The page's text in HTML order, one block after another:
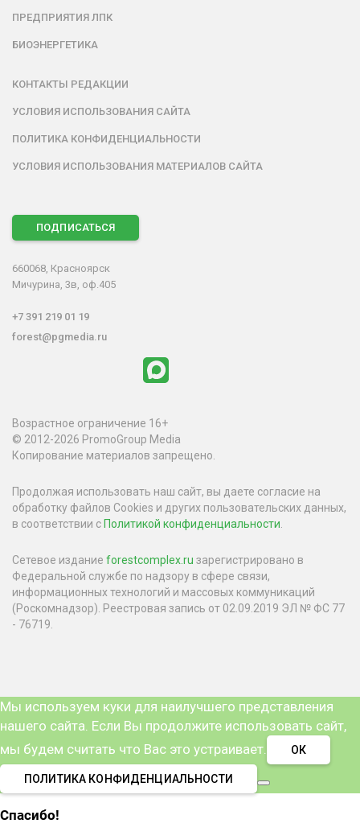
ПРЕДПРИЯТИЯ ЛПК
БИОЭНЕРГЕТИКА
КОНТАКТЫ РЕДАКЦИИ
УСЛОВИЯ ИСПОЛЬЗОВАНИЯ САЙТА
ПОЛИТИКА КОНФИДЕНЦИАЛЬНОСТИ
УСЛОВИЯ ИСПОЛЬЗОВАНИЯ МАТЕРИАЛОВ САЙТА
ПОДПИСАТЬСЯ
660068, Красноярск
Мичурина, 3в, оф.405
+7 391 219 01 19
forest@pgmedia.ru
Возрастное ограничение 16+
© 2012-2026 PromoGroup Media
Копирование материалов запрещено.
Продолжая использовать наш сайт, вы даете согласие на
обработку файлов Cookies и других пользовательских данных,
в соответствии с Политикой конфиденциальности.
Сетевое издание forestcomplex.ru зарегистрировано в
Федеральной службе по надзору в сфере связи,
информационных технологий и массовых коммуникаций
(Роскомнадзор). Реестровая запись от 02.09.2019 ЭЛ № ФС 77
- 76719.
Мы используем куки для наилучшего представления
нашего сайта. Если Вы продолжите использовать сайт,
мы будем считать что Вас это устраивает.
ОК
ПОЛИТИКА КОНФИДЕНЦИАЛЬНОСТИ
Спасибо!